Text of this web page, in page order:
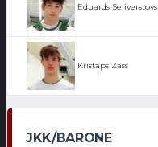
Eduards Seļiverstovs
Kristaps Zass
JKK/BARONE